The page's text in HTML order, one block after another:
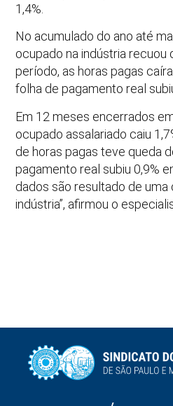
1,4%.
No acumulado do ano até
ocupado na indústria recuou
período, as horas pagas
folha de pagamento real
Em 12 meses encerrados
ocupado assalariado caiu
de horas pagas teve queda
pagamento real subiu 0,9%
dados são resultado de uma
indústria”, afirmou o